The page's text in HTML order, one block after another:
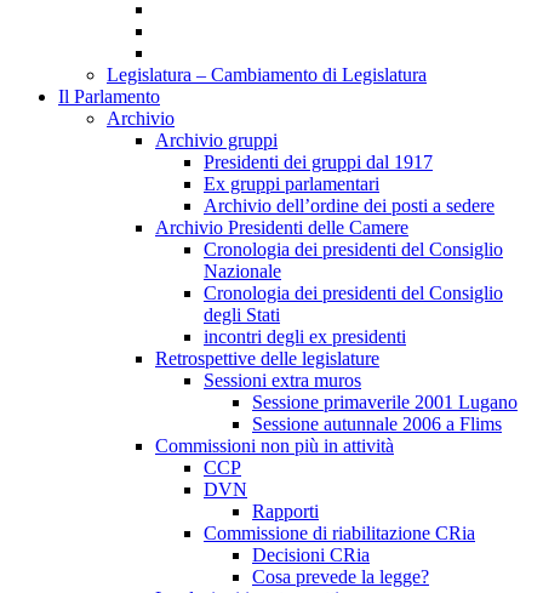
Legislatura – Cambiamento di Legislatura
Il Parlamento
Archivio
Archivio gruppi
Presidenti dei gruppi dal 1917
Ex gruppi parlamentari
Archivio dell’ordine dei posti a sedere
Archivio Presidenti delle Camere
Cronologia dei presidenti del Consiglio
Nazionale
Cronologia dei presidenti del Consiglio
degli Stati
incontri degli ex presidenti
Retrospettive delle legislature
Sessioni extra muros
Sessione primaverile 2001 Lugano
Sessione autunnale 2006 a Flims
Commissioni non più in attività
CCP
DVN
Rapporti
Commissione di riabilitazione CRia
Decisioni CRia
Cosa prevede la legge?